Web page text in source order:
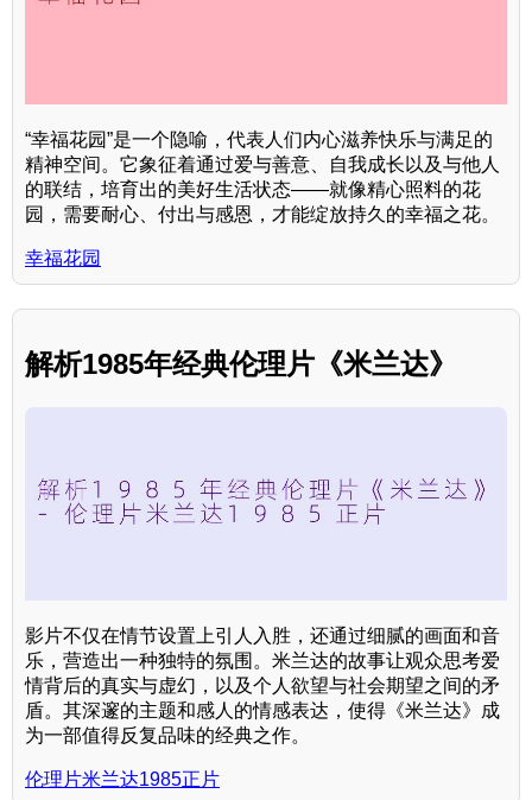
“幸福花园”是一个隐喻，代表人们内心滋养快乐与满足的
精神空间。它象征着通过爱与善意、自我成长以及与他人
的联结，培育出的美好生活状态——就像精心照料的花
园，需要耐心、付出与感恩，才能绽放持久的幸福之花。
幸福花园
解析1985年经典伦理片《米兰达》
影片不仅在情节设置上引人入胜，还通过细腻的画面和音
乐，营造出一种独特的氛围。米兰达的故事让观众思考爱
情背后的真实与虚幻，以及个人欲望与社会期望之间的矛
盾。其深邃的主题和感人的情感表达，使得《米兰达》成
为一部值得反复品味的经典之作。
伦理片米兰达1985正片